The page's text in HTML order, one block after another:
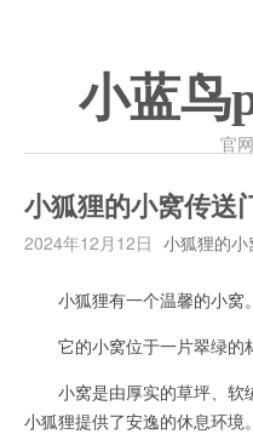
小蓝鸟
官
小狐狸的小窝传送
2024年12月12日 小狐狸的小
小狐狸有一个温馨的小窝。
它的小窝位于一片翠绿的
小窝是由厚实的草坪、软
小狐狸提供了安逸的休息环境。